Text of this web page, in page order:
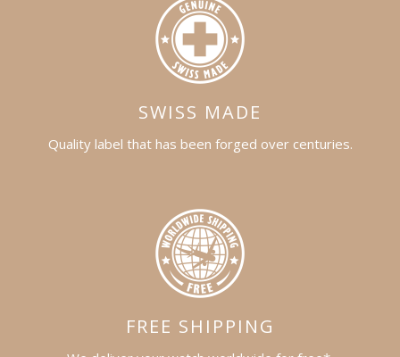
SWISS MADE
Quality label that has been forged over centuries.
FREE SHIPPING